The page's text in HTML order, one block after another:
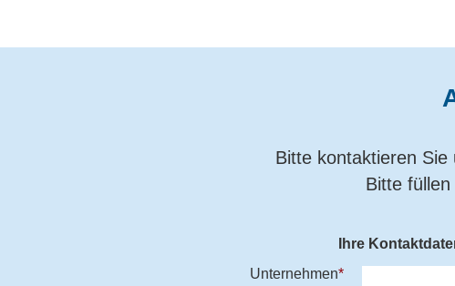
Bitte kontaktieren Sie
Bitte
Ihre
Unternehmen*